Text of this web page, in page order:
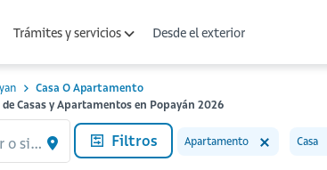
Trámites y servicios Desde el exterior
Casa O Apartamento
Casas y Apartamentos en Popayán 2026
Ciudad, barrio, sector o sitio... Filtros Apartamento Casa